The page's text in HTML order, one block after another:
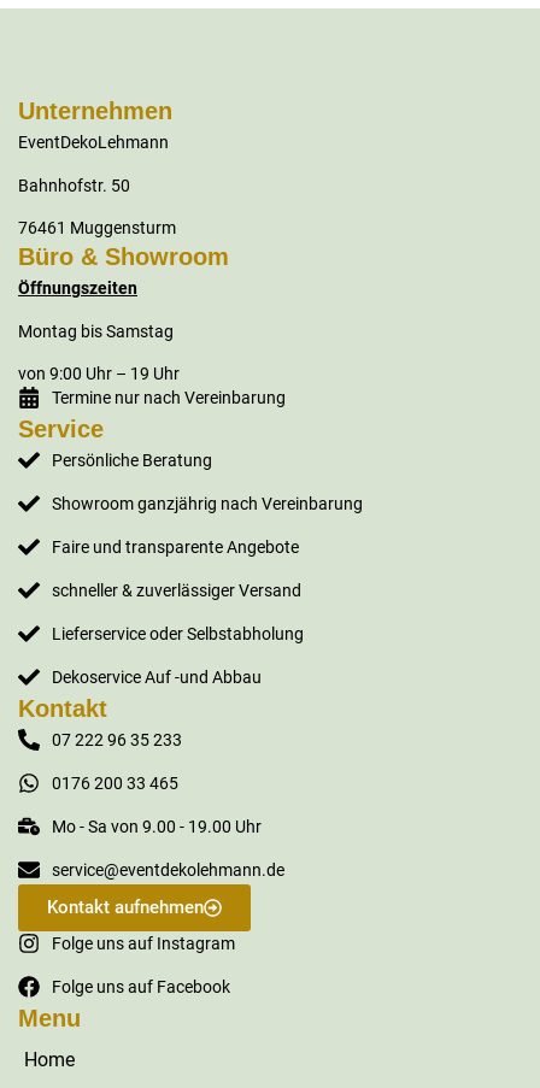
Unternehmen
EventDekoLehmann
Bahnhofstr. 50
76461 Muggensturm
Büro & Showroom
Öffnungszeiten
Montag bis Samstag
von 9:00 Uhr – 19 Uhr
Termine nur nach Vereinbarung
Service
Persönliche Beratung
Showroom ganzjährig nach Vereinbarung
Faire und transparente Angebote
schneller & zuverlässiger Versand
Lieferservice oder Selbstabholung
Dekoservice Auf -und Abbau
Kontakt
07 222 96 35 233
0176 200 33 465
Mo - Sa von 9.00 - 19.00 Uhr
service@eventdekolehmann.de
Kontakt aufnehmen
Folge uns auf Instagram
Folge uns auf Facebook
Menu
Home